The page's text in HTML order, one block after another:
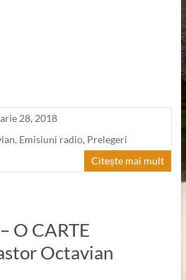
28, 2018
, Emisiuni radio, Prelegeri
Citește mai mult
O CARTE
Octavian